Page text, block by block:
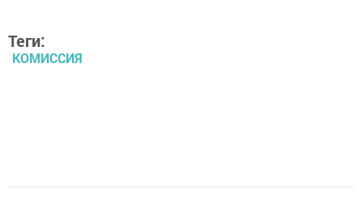
Теги:
КОМИССИЯ